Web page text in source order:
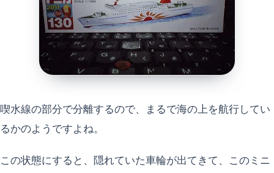
喫水線の部分で分離するので、まるで海の上を航行してい
るかのようですよね。
この状態にすると、隠れていた車輪が出てきて、このミニ